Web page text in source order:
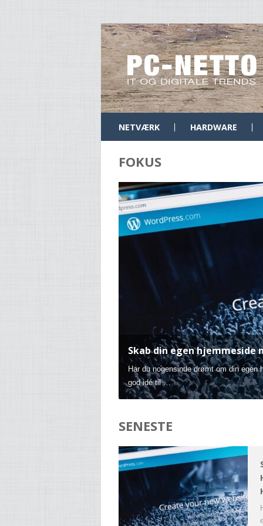
NETVÆRK HARDWARE
FOKUS
Skab din egen
Har du nogensinde drømt om din
god idé til …
SENESTE